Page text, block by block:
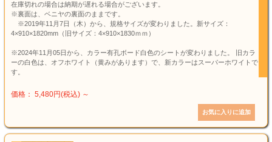
在庫切れの場合は納期が遅れる場合がございます。
※裏面は、ベニヤの裏面のままです。
※2019年11月7日（木）から、規格サイズが変わりました。新サイズ：
4×910×1820mm（旧サイズ：4×910×1830ｍｍ）
※2024年11月05日から、カラー有孔ボード白色のシートが変わりました。 旧カラ
ーの白色は、オフホワイト（黄みがあります）で、新カラーはスーパーホワイトで
す。
価格： 5,480円(税込) ～